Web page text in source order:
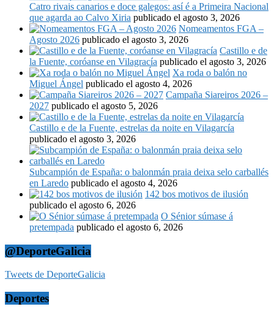
Catro rivais canarios e doce galegos: así é a Primeira Nacional
que agarda ao Calvo Xiria publicado el agosto 3, 2026
Nomeamentos FGA –
Agosto 2026 publicado el agosto 3, 2026
Castillo e de
la Fuente, coróanse en Vilagracía publicado el agosto 3, 2026
Xa roda o balón no
Miguel Ángel publicado el agosto 4, 2026
Campaña Siareiros 2026 –
2027 publicado el agosto 5, 2026
Castillo e de la Fuente, estrelas da noite en Vilagarcía
publicado el agosto 3, 2026
Subcampión de España: o balonmán praia deixa selo carballés
en Laredo publicado el agosto 4, 2026
142 bos motivos de ilusión
publicado el agosto 6, 2026
O Sénior súmase á
pretempada publicado el agosto 6, 2026
@DeporteGalicia
Tweets de DeporteGalicia
Deportes